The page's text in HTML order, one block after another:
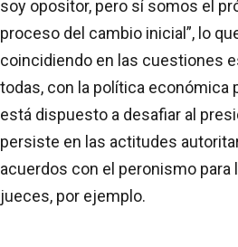
soy opositor, pero sí somos el
proceso del cambio inicial”, lo
coincidiendo en las cuestiones
todas, con la política económica
está dispuesto a desafiar al
persiste en las actitudes
acuerdos con el peronismo para
jueces, por ejemplo.